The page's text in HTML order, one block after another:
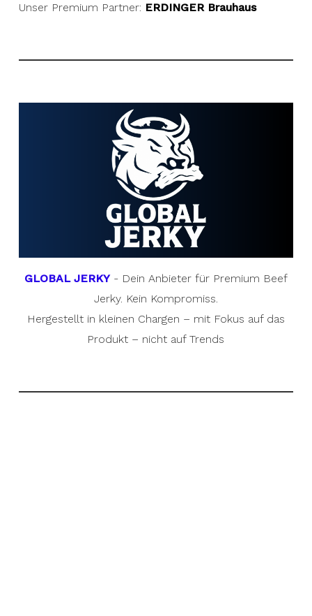
Unser Premium Partner: ERDINGER Brauhaus
GLOBAL JERKY- Dein Anbieter für Premium Beef
Jerky. Kein Kompromiss.
Hergestellt in kleinen Chargen – mit Fokus auf das
Produkt – nicht auf Trends